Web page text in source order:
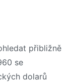
přibližně
se
dolarů